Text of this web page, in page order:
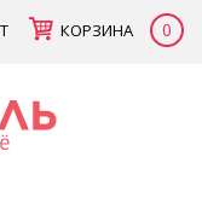
КОРЗИНА 0